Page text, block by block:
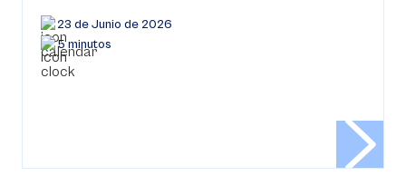
23 de Junio de 2026
5 minutos